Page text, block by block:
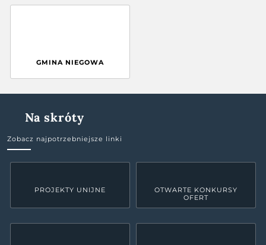
GMINA NIEGOWA
Na skróty
Zobacz najpotrzebniejsze linki
PROJEKTY UNIJNE
OTWARTE KONKURSY
OFERT